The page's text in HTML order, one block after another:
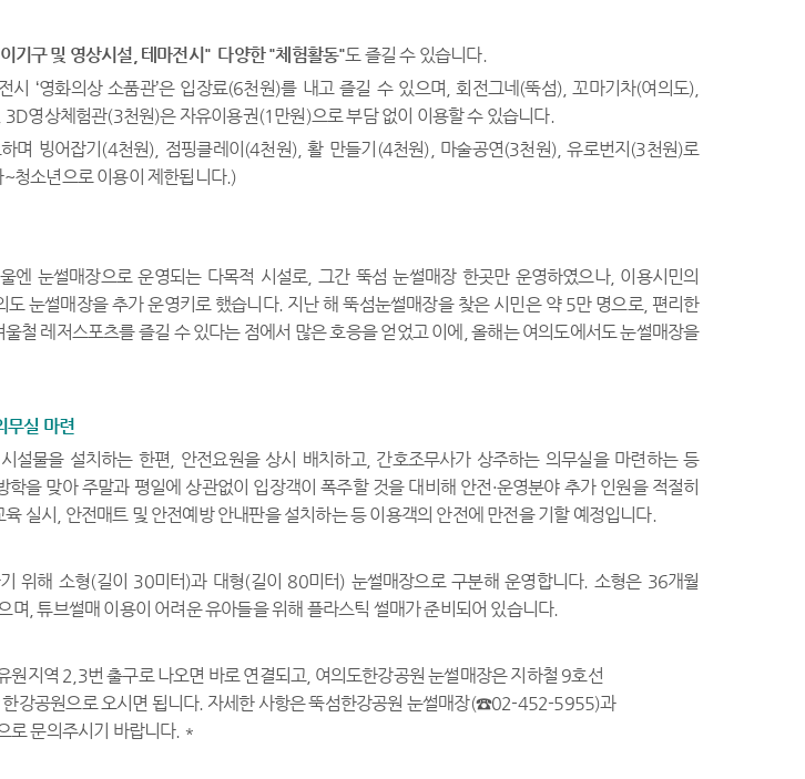
기구 및 영상시설, 테마전시" 다양한 "체험활동"도 즐길 수 있습니다.
시 ‘영화의상 소품관’은 입장료(6천원)를 내고 즐길 수 있으며, 회전그네(뚝섬), 꼬마기차(여의도),
영상체험관(3천원)은 자유이용권(1만원)으로 부담 없이 이용할 수 있습니다.
며 빙어잡기(4천원), 점핑클레이(4천원), 활 만들기(4천원), 마술공연(3천원), 유로번지(3천원)로
청소년으로 이용이 제한됩니다.)
엔 눈썰매장으로 운영되는 다목적 시설로, 그간 뚝섬 눈썰매장 한곳만 운영하였으나, 이용시민의
눈썰매장을 추가 운영키로 했습니다. 지난 해 뚝섬눈썰매장을 찾은 시민은 약 5만 명으로, 편리한
철 레저스포츠를 즐길 수 있다는 점에서 많은 호응을 얻었고 이에, 올해는 여의도에서도 눈썰매장을
무실 마련
설물을 설치하는 한편, 안전요원을 상시 배치하고, 간호조무사가 상주하는 의무실을 마련하는 등
을 맞아 주말과 평일에 상관없이 입장객이 폭주할 것을 대비해 안전·운영분야 추가 인원을 적절히
실시, 안전매트 및 안전예방 안내판을 설치하는 등 이용객의 안전에 만전을 기할 예정입니다.
위해 소형(길이 30미터)과 대형(길이 80미터) 눈썰매장으로 구분해 운영합니다. 소형은 36개월
며, 튜브썰매 이용이 어려운 유아들을 위해 플라스틱 썰매가 준비되어 있습니다.
원지역 2,3번 출구로 나오면 바로 연결되고, 여의도한강공원 눈썰매장은 지하철 9호선
한강공원으로 오시면 됩니다. 자세한 사항은 뚝섬한강공원 눈썰매장(☎02-452-5955)과
문의주시기 바랍니다. *